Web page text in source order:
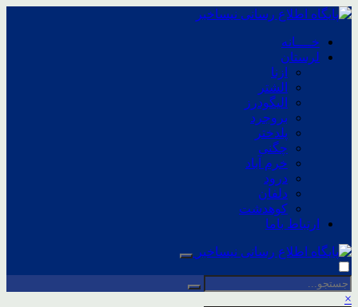
خــــانه
لرستان
ازنا
الشتر
الیگودرز
بروجرد
پلدختر
چگنی
خرم آباد
درود
دلفان
کوهدشت
ارتباط باما
×